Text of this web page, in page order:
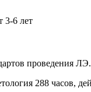
3-6 лет
проведения
288 часов,